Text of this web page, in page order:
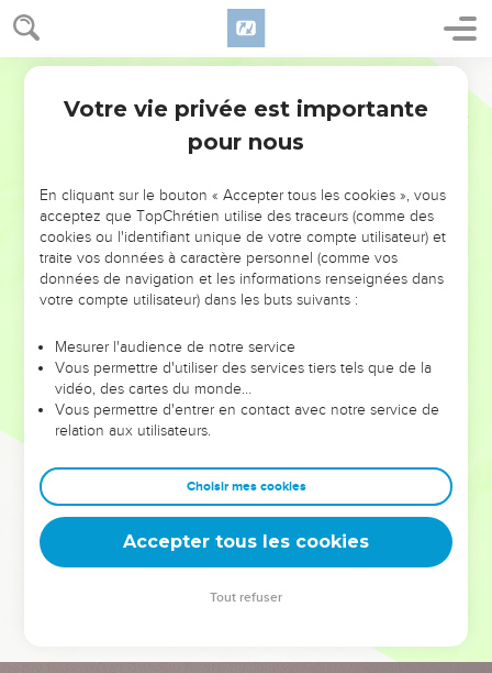
NE MANQUEZ PAS L’ÉVÉNEMENT
DE L’ANNÉE !
ET SI LEURS ERREURS POUVAIENT VOUS ÉVITER LES
VOTRES ?
leur foi ou leur vision. Mais on voit moins les doutes, les erreurs
et les saisons difficiles qu'ils ont traversés, alors même que ce
sont elles qui les ont façonnés.
Dans cette conférence, leaders, entrepreneurs, et responsables
clés pour avancer avec plus de sagesse afin que leurs erreurs
deviennent vos tremplins. Que vous guidiez un ministère, une
équipe, un groupe ou une famille, leur expérience est faite
Votre vie privée est importante
pour nous
En cliquant sur le bouton « Accepter tous les cookies », vous
acceptez que TopChrétien utilise des traceurs (comme des
cookies ou l'identifiant unique de votre compte utilisateur) et
traite vos données à caractère personnel (comme vos
données de navigation et les informations renseignées dans
votre compte utilisateur) dans les buts suivants :
Mesurer l'audience de notre service
Vous permettre d'utiliser des services tiers tels que de la
vidéo, des cartes du monde…
Vous permettre d'entrer en contact avec notre service de
relation aux utilisateurs.
Choisir mes cookies
Accepter tous les cookies
Tout refuser